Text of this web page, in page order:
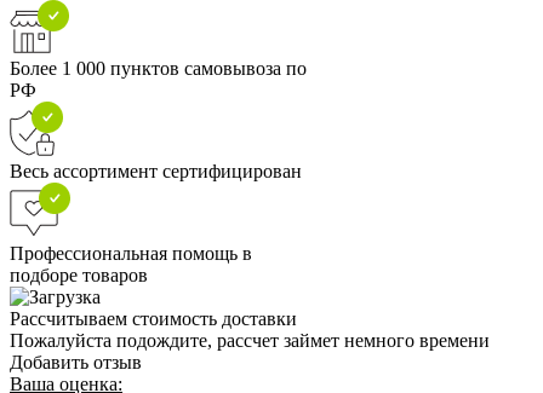
Более 1 000 пунктов самовывоза по
РФ
Весь ассортимент сертифицирован
Профессиональная помощь в
подборе товаров
Рассчитываем стоимость доставки
Пожалуйста подождите, рассчет займет немного времени
Добавить отзыв
Ваша оценка: